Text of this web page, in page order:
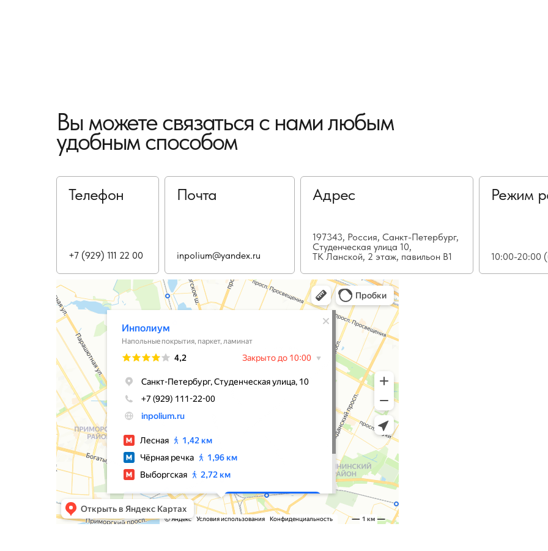
Вы можете связаться с нами любым
удобным способом
Телефон Почта Адрес
197343, Россия, Санкт-Петербург,
Студенческая улица 10,
ТК Ланской, 2 этаж, павильон В1
Режим
10:00-20:00
+7 (929) 111 22 00 inpolium@yandex.ru